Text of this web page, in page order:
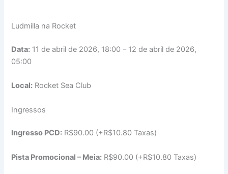
Ludmilla na Rocket
Data: 11 de abril de 2026, 18:00 – 12 de abril de 2026,
05:00
Local: Rocket Sea Club
Ingressos
Ingresso PCD: R$90.00 (+R$10.80 Taxas)
Pista Promocional – Meia: R$90.00 (+R$10.80 Taxas)